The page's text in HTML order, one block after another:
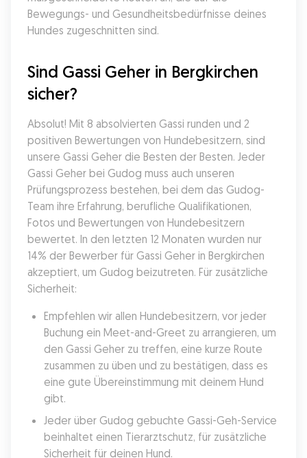
Bewegungs- und Gesundheitsbedürfnisse deines
Hundes zugeschnitten sind.
Sind Gassi Geher in Bergkirchen
sicher?
Absolut! Mit 8 absolvierten Gassi runden und 2
positiven Bewertungen von Hundebesitzern, sind
unsere Gassi Geher die Besten der Besten. Jeder
Gassi Geher bei Gudog muss auch unseren
Prüfungsprozess bestehen, bei dem das Gudog-
Team ihre Erfahrung, berufliche Qualifikationen,
Fotos und Bewertungen von Hundebesitzern
bewertet. In den letzten 12 Monaten wurden nur
14% der Bewerber für Gassi Geher in Bergkirchen
akzeptiert, um Gudog beizutreten. Für zusätzliche
Sicherheit:
Empfehlen wir allen Hundebesitzern, vor jeder
Buchung ein Meet-and-Greet zu arrangieren, um
den Gassi Geher zu treffen, eine kurze Route
zusammen zu üben und zu bestätigen, dass es
eine gute Übereinstimmung mit deinem Hund
gibt.
Jeder über Gudog gebuchte Gassi-Geh-Service
beinhaltet einen Tierarztschutz, für zusätzliche
Sicherheit für deinen Hund.